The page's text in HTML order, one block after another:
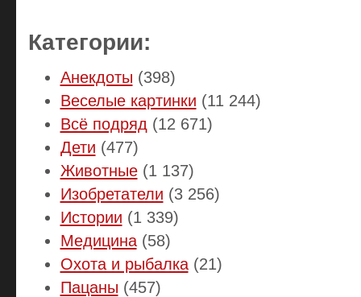
Категории:
Анекдоты (398)
Веселые картинки (11 244)
Всё подряд (12 671)
Дети (477)
Животные(1 137)
Изобретатели (3 256)
Истории (1 339)
Медицина(58)
Охота и рыбалка(21)
Пацаны (457)